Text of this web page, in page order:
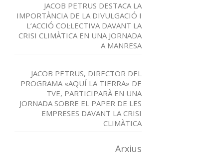
JACOB PETRUS DESTACA LA
IMPORTÀNCIA DE LA DIVULGACIÓ I
L’ACCIÓ COL·LECTIVA DAVANT LA
CRISI CLIMÀTICA EN UNA JORNADA
A MANRESA
JACOB PETRUS, DIRECTOR DEL
PROGRAMA «AQUÍ LA TIERRA» DE
TVE, PARTICIPARÀ EN UNA
JORNADA SOBRE EL PAPER DE LES
EMPRESES DAVANT LA CRISI
CLIMÀTICA
Arxius